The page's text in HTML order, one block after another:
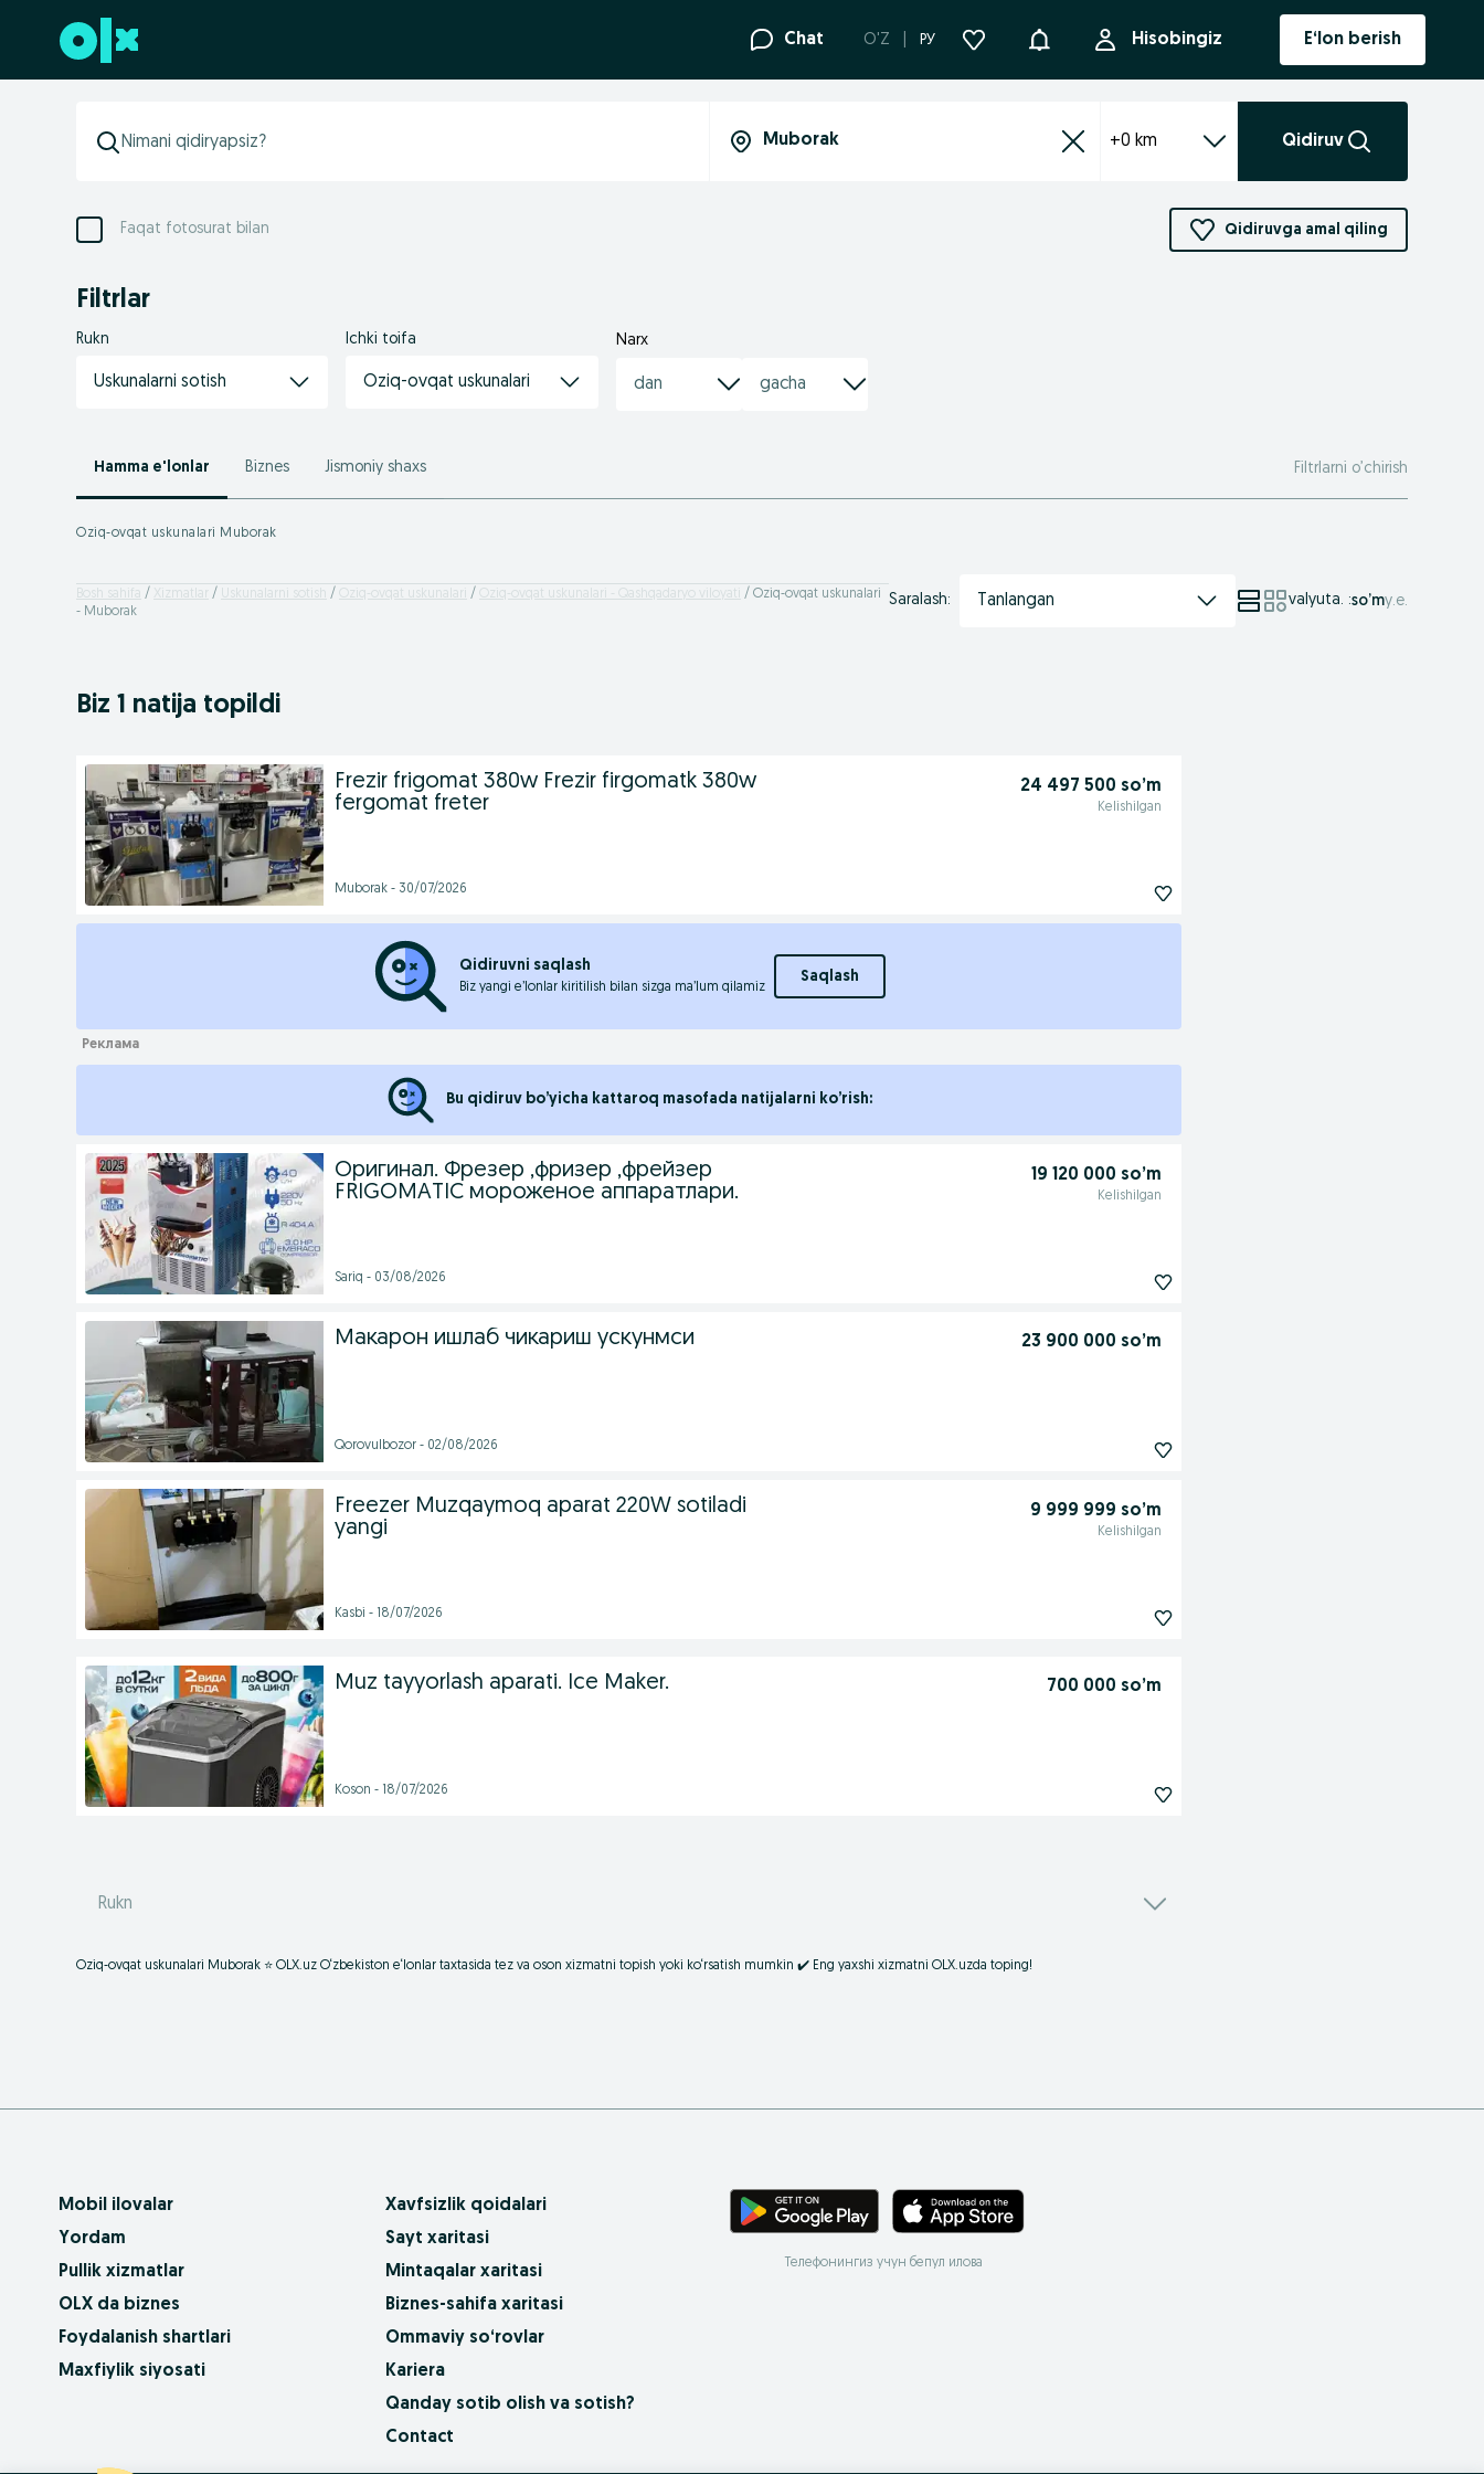
Futerga oʻtish Chat O'Z РУ Bildirishnoma Hisobingiz E‘lon berish
+0 km Qidiruv
Faqat fotosurat bilan Qidiruvga amal qiling
Filtrlar
Rukn
Uskunalarni sotish
Ichki toifa
Oziq-ovqat uskunalari
Narx
Hamma e'lonlar Biznes Jismoniy shaxs Filtrlarni o’chirish
Oziq-ovqat uskunalari Muborak
Bosh sahifa Xizmatlar Uskunalarni sotish Oziq-ovqat uskunalari Oziq-ovqat uskunalari - Qashqadaryo viloyati
Oziq-ovqat uskunalari
- Muborak
Saralash: Tanlangan valyuta. :so’mу.е.
Biz 1 natija topildi
Frezir frigomat 380w Frezir firgomatk 380w
fergomat freter
24 497 500 so’m
Kelishilgan
Muborak - 30/07/2026
Qidiruvni saqlash
Biz yangi e’lonlar kiritilish bilan sizga ma’lum qilamiz
Saqlash
Bu qidiruv bo’yicha kattaroq masofada natijalarni ko’rish:
Оригинал. Фрезер ,фризер ,фрейзер
FRIGOMATIC мороженое аппаратлари.
19 120 000 so’m
Kelishilgan
Sariq - 03/08/2026
Макарон ишлаб чикариш ускунмси 23 900 000 so’m
Qorovulbozor - 02/08/2026
Freezer Muzqaymoq aparat 220W sotiladi
yangi
9 999 999 so’m
Kelishilgan
Kasbi - 18/07/2026
Muz tayyorlash aparati. Ice Maker. 700 000 so’m
Koson - 18/07/2026
Rukn
Oziq-ovqat uskunalari Muborak ⭐ OLX.uz O‘zbekiston e‘lonlar taxtasida tez va oson xizmatni topish yoki ko‘rsatish mumkin ✔️ Eng yaxshi xizmatni OLX.uzda toping!
Mobil ilovalar
Yordam
Pullik xizmatlar
OLX da biznes
Foydalanish shartlari
Maxfiylik siyosati
Xavfsizlik qoidalari
Sayt xaritasi
Mintaqalar xaritasi
Biznes-sahifa xaritasi
Ommaviy so‘rovlar
Kariera
Qanday sotib olish va sotish?
Contact
Телефонингиз учун бепул илова